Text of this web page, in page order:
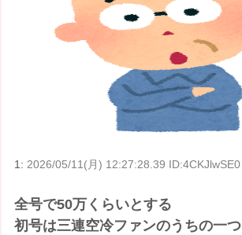
1: 2026/05/11(月) 12:27:28.39 ID:4CKJlwSE0
全号で50万くらいとする
初号は三連空冷ファンのうちの一つ